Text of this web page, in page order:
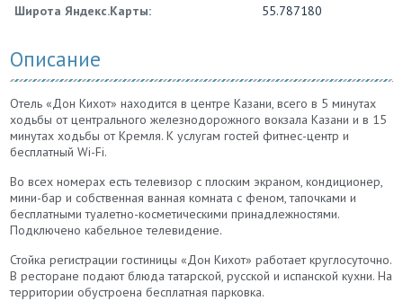
Широта Яндекс.Карты:
55.787180
Описание
Отель «Дон Кихот» находится в центре Казани, всего в 5 минутах
ходьбы от центрального железнодорожного вокзала Казани и в 15
минутах ходьбы от Кремля. К услугам гостей фитнес-центр и
бесплатный Wi-Fi.
Во всех номерах есть телевизор с плоским экраном, кондиционер,
мини-бар и собственная ванная комната с феном, тапочками и
бесплатными туалетно-косметическими принадлежностями.
Подключено кабельное телевидение.
Стойка регистрации гостиницы «Дон Кихот» работает круглосуточно.
В ресторане подают блюда татарской, русской и испанской кухни. На
территории обустроена бесплатная парковка.